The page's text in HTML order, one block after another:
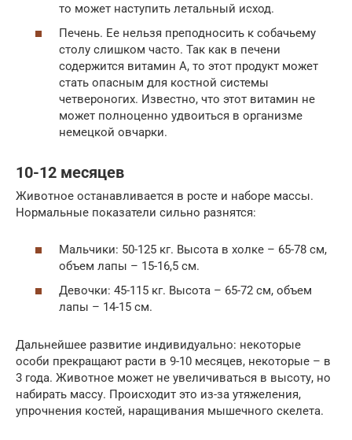
то может наступить летальный исход.
Печень. Ее нельзя преподносить к собачьему
столу слишком часто. Так как в печени
содержится витамин А, то этот продукт может
стать опасным для костной системы
четвероногих. Известно, что этот витамин не
может полноценно удвоиться в организме
немецкой овчарки.
10-12 месяцев
Животное останавливается в росте и наборе массы.
Нормальные показатели сильно разнятся:
Мальчики: 50-125 кг. Высота в холке – 65-78 см,
объем лапы – 15-16,5 см.
Девочки: 45-115 кг. Высота – 65-72 см, объем
лапы – 14-15 см.
Дальнейшее развитие индивидуально: некоторые
особи прекращают расти в 9-10 месяцев, некоторые – в
3 года. Животное может не увеличиваться в высоту, но
набирать массу. Происходит это из-за утяжеления,
упрочнения костей, наращивания мышечного скелета.